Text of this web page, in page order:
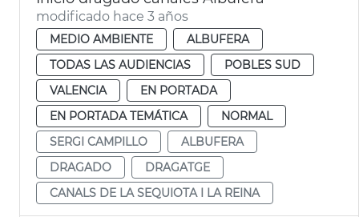
modificado hace 3 años
MEDIO AMBIENTE
ALBUFERA
TODAS LAS AUDIENCIAS
POBLES SUD
VALENCIA
EN PORTADA
EN PORTADA TEMÁTICA
NORMAL
SERGI CAMPILLO
ALBUFERA
DRAGADO
DRAGATGE
CANALS DE LA SEQUIOTA I LA REINA